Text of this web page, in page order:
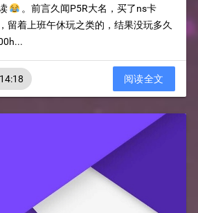
😂 。前言久闻P5R大名，买了ns卡
留着上班午休玩之类的，结果没玩多久
阅读全文